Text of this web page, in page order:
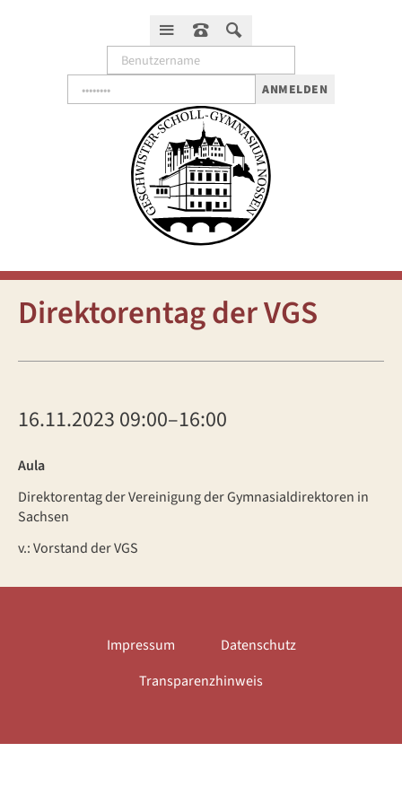
ANMELDEN
Direktorentag der VGS
16.11.2023 09:00–16:00
Aula
Direktorentag der Vereinigung der Gymnasialdirektoren in
Sachsen
v.: Vorstand der VGS
Impressum
Datenschutz
Transparenzhinweis